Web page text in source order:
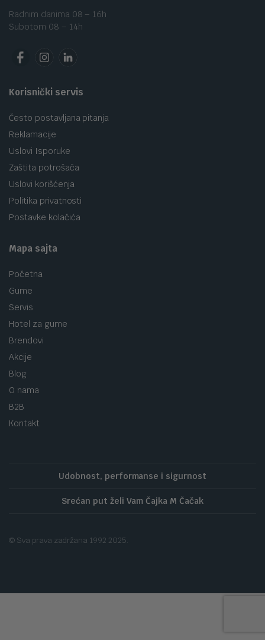
Radnim danima 08 – 16h
Subotom 08 – 14h
Korisnički servis
Često postavljana pitanja
Reklamacije
Uslovi Isporuke
Zaštita potrošača
Uslovi korišćenja
Politika privatnosti
Postavke kolačića
Mapa sajta
Početna
Gume
Servis
Hotel za gume
Brendovi
Akcije
Blog
O nama
B2B
Kontakt
Udobnost, performanse i sigurnost
Srećan put želi Vam Čajka M Čačak
© Sva prava zadržana 1992 2025.